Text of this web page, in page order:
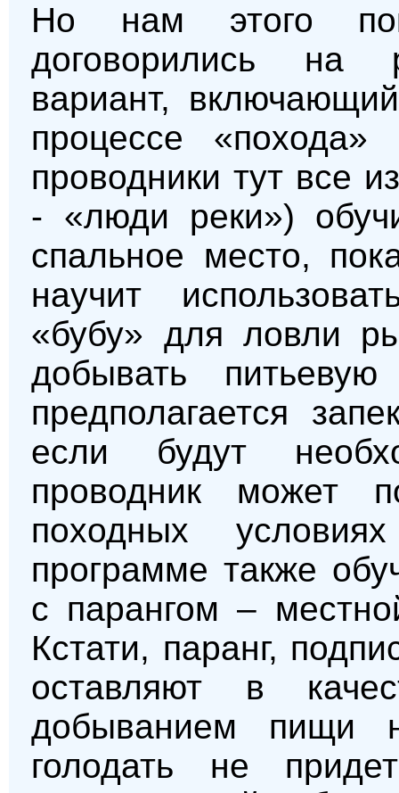
Но нам этого
договорились на
вариант,
процессе
проводники тут все
- «люди реки»)
спальное место,
научит
«бубу» для ловли
добывать
предполагается
если будут
проводник может
походных
программе также
с парангом –
Кстати, паранг,
оставляют в
добыванием пищи
голодать не